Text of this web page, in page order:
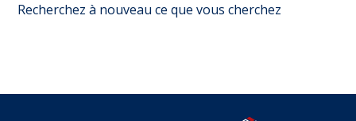
Recherchez à nouveau ce que vous cherchez